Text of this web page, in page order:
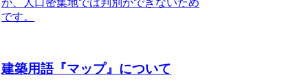
です。
建築用語『マップ』について